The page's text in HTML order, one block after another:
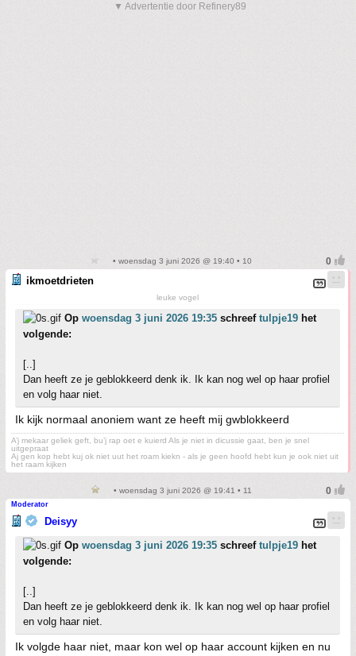
▼ Advertentie door Refinery89
• woensdag 3 juni 2026 @ 19:40 • 10
ikmoetdrieten
leuke vogel
Op woensdag 3 juni 2026 19:35 schreef tulpje19 het
volgende:
[..]
Dan heeft ze je geblokkeerd denk ik. Ik kan nog wel op haar profiel
en volg haar niet.
Ik kijk normaal anoniem want ze heeft mij gwblokkeerd
A’j mekaar geliek geft, bu’j rap oet e kuierd Als je niet in dicussie gaat, ben je snel
uitgepraat
Aj gen kop hebt kuj ok niet uut het roam kiekn - als je geen hoofd hebt kun je ook niet uit
het raam kijken
• woensdag 3 juni 2026 @ 19:41 • 11
Moderator
Deisyy
Op woensdag 3 juni 2026 19:35 schreef tulpje19 het
volgende:
[..]
Dan heeft ze je geblokkeerd denk ik. Ik kan nog wel op haar profiel
en volg haar niet.
Ik volgde haar niet, maar kon wel op haar account kijken en nu